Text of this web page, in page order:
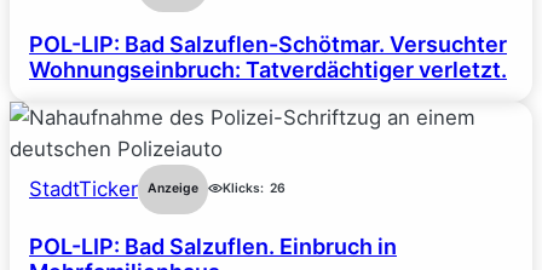
POL-LIP: Bad Salzuflen-Schötmar. Versuchter
Wohnungseinbruch: Tatverdächtiger verletzt.
StadtTicker Anzeige Klicks: 26
POL-LIP: Bad Salzuflen. Einbruch in